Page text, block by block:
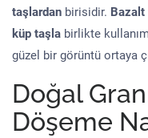
taşlardan birisidir. Bazalt
küp taşla birlikte
güzel bir görüntü ortaya
Doğal
Döşeme